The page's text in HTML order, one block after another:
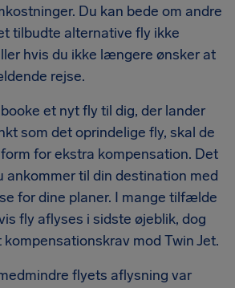
Du kan bede om andre
tilbudte alternative fly ikke
hvis du ikke længere ønsker at
rejse.
et nyt fly til dig, der lander
som det oprindelige fly, skal de
for ekstra kompensation. Det
ankommer til din destination med
for dine planer. I mange tilfælde
fly aflyses i sidste øjeblik, dog
mod Twin Jet.
flyets aflysning var